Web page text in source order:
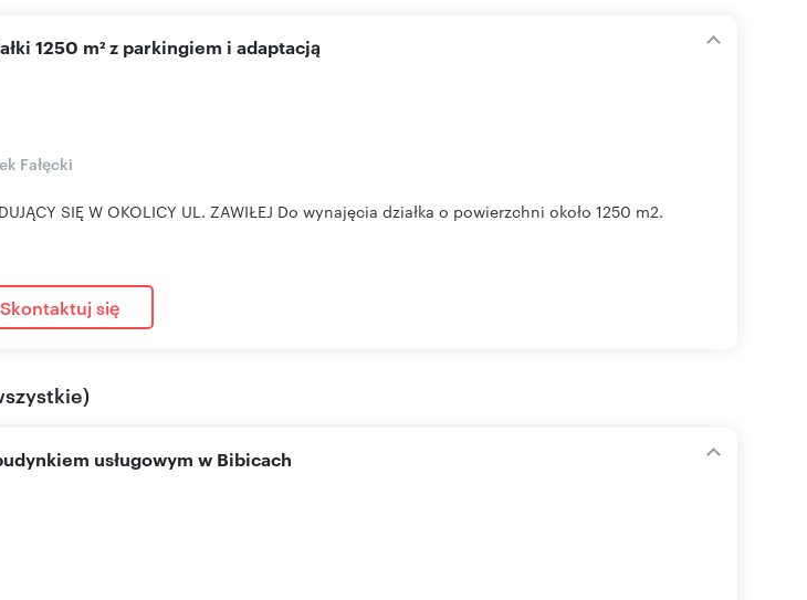
1250 m² z parkingiem i adaptacją
Fałęcki
SIĘ W OKOLICY UL. ZAWIŁEJ Do wynajęcia działka o powierzchni około 1250 m2.
Skontaktuj się
)
usługowym w Bibicach